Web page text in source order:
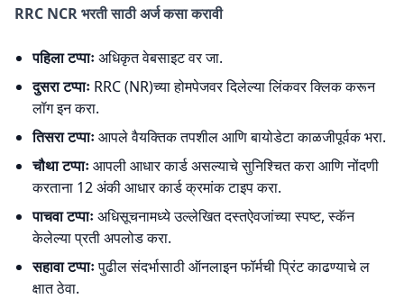
RRC NCR भरती साठी अर्ज कसा करावी
पहिला टप्पाःअधिकृत वेबसाइट वर जा.
दुसरा टप्पाः RRC (NR)च्या होमपेजवर दिलेल्या लिंकवर क्लिक करून
लॉग इन करा.
तिसरा टप्पाःआपले वैयक्तिक तपशील आणि बायोडेटा काळजीपूर्वक भरा.
चौथा टप्पाःआपली आधार कार्ड असल्याचे सुनिश्चित करा आणि नोंदणी
करताना 12 अंकी आधार कार्ड क्रमांक टाइप करा.
पाचवा टप्पाःअधिसूचनामध्ये उल्लेखित दस्तऐवजांच्या स्पष्ट, स्कॅन
केलेल्या प्रती अपलोड करा.
सहावा टप्पाःपुढील संदर्भासाठी ऑनलाइन फॉर्मची प्रिंट काढण्याचे ल
क्षात ठेवा.